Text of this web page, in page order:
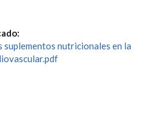
suplementos nutricionales en la